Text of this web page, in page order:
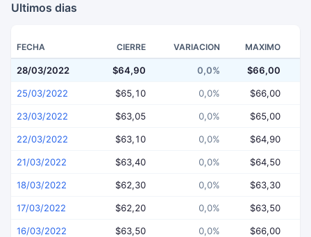
Ultimos dias
FECHA CIERRE VARIACION MAXIMO
28/03/2022 $64,90 0,0% $66,00
25/03/2022 $65,10 0,0% $66,00
23/03/2022 $63,05 0,0% $65,00
22/03/2022 $63,10 0,0% $64,90
21/03/2022 $63,40 0,0% $64,50
18/03/2022 $62,30 0,0% $63,30
17/03/2022 $62,20 0,0% $63,50
16/03/2022 $63,50 0,0% $66,00